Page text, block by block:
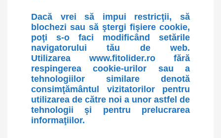
Dacă vrei să impui restricţii, să
blochezi sau să ştergi fişiere cookie,
poţi s-o faci modificând setările
navigatorului tău de web.
Utilizarea www.fitolider.ro fără
respingerea cookie-urilor sau a
tehnologiilor similare denotă
consimţământul vizitatorilor pentru
utilizarea de către noi a unor astfel de
tehnologii şi pentru prelucrarea
informaţiilor.